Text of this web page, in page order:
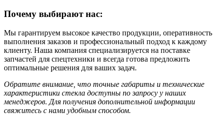
Почему выбирают нас:
Мы гарантируем высокое качество продукции, оперативность
выполнения заказов и профессиональный подход к каждому
клиенту. Наша компания специализируется на поставке
запчастей для спецтехники и всегда готова предложить
оптимальные решения для ваших задач.
Обратите внимание, что точные габариты и технические
характеристики стекла доступны по запросу у наших
менеджеров. Для получения дополнительной информации
свяжитесь с нами удобным способом.